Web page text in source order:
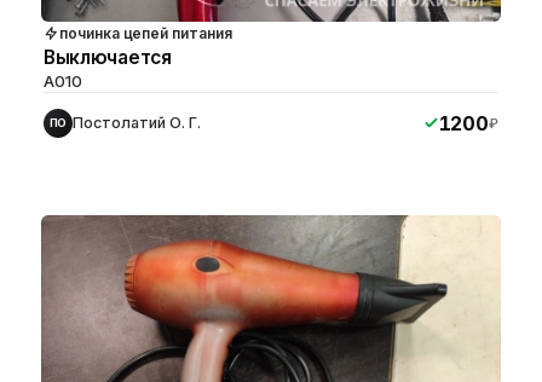
починка цепей питания
Выключается
A010
ПО Постолатий О. Г. 1200₽